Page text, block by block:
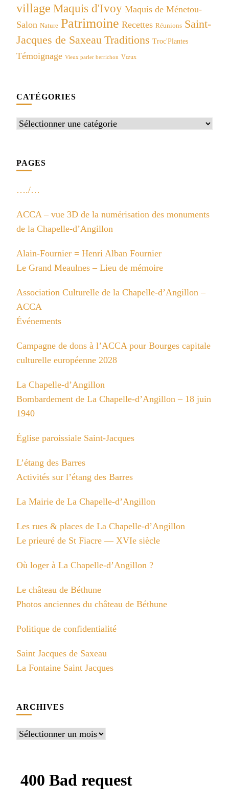
village Maquis d'Ivoy Maquis de Ménetou-
Salon Nature Patrimoine Recettes Réunions Saint-
Jacques de Saxeau Traditions Troc'Plantes
Témoignage Vieux parler berrichon Vœux
CATÉGORIES
Catégories
PAGES
…./…
ACCA – vue 3D de la numérisation des monuments
de la Chapelle-d’Angillon
Alain-Fournier = Henri Alban Fournier
Le Grand Meaulnes – Lieu de mémoire
Association Culturelle de la Chapelle-d’Angillon –
ACCA
Événements
Campagne de dons à l’ACCA pour Bourges capitale
culturelle européenne 2028
La Chapelle-d’Angillon
Bombardement de La Chapelle-d’Angillon – 18 juin
1940
Église paroissiale Saint-Jacques
L’étang des Barres
Activités sur l’étang des Barres
La Mairie de La Chapelle-d’Angillon
Les rues & places de La Chapelle-d’Angillon
Le prieuré de St Fiacre — XVIe siècle
Où loger à La Chapelle-d’Angillon ?
Le château de Béthune
Photos anciennes du château de Béthune
Politique de confidentialité
Saint Jacques de Saxeau
La Fontaine Saint Jacques
ARCHIVES
Archives